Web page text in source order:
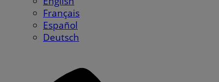
Français
Español
Deutsch